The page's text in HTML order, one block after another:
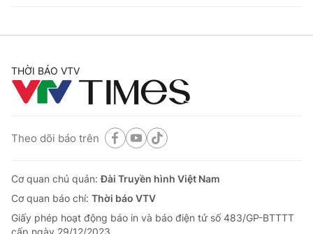
THỜI BÁO VTV
Theo dõi báo trên
Cơ quan chủ quản:Đài Truyền hình Việt Nam
Cơ quan báo chí: Thời báo VTV
Giấy phép hoạt động báo in và báo điện tử số 483/GP-BTTTT